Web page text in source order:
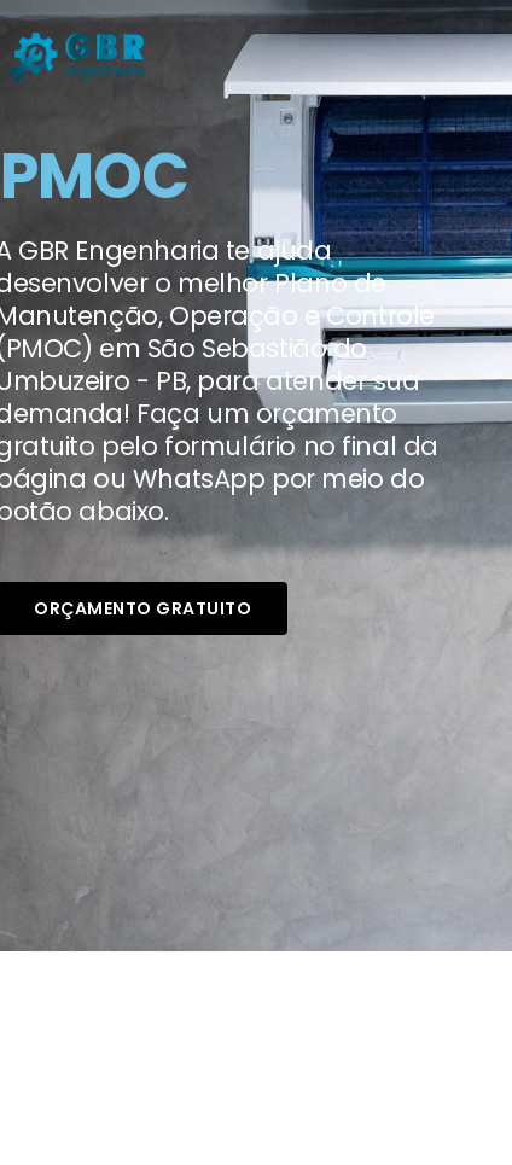
PMOC
GBR Engenharia te ajuda
o melhor Plano de
Operação e Controle
em São Sebastião do
- PB, para atender sua
Faça um orçamento
pelo formulário no final da
ou WhatsApp por meio do
abaixo.
ORÇAMENTO GRATUITO